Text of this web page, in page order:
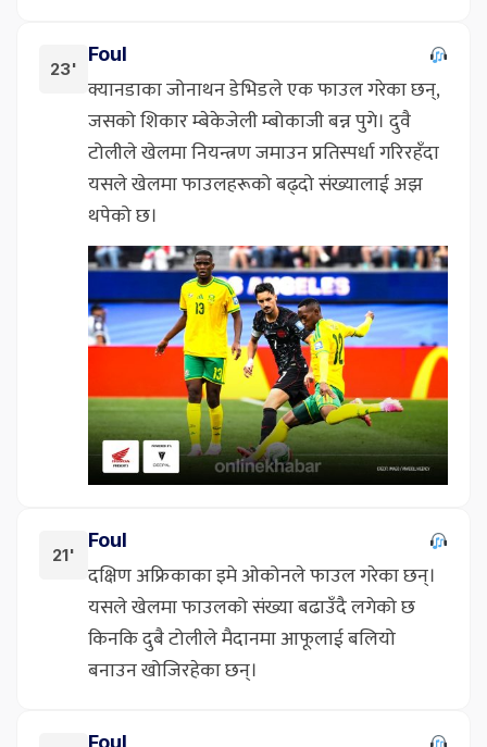
23'
Foul
क्यानडाका जोनाथन डेभिडले एक फाउल गरेका छन्,
जसको शिकार म्बेकेजेली म्बोकाजी बन्न पुगे। दुवै
टोलीले खेलमा नियन्त्रण जमाउन प्रतिस्पर्धा गरिरहँदा
यसले खेलमा फाउलहरूको बढ्दो संख्यालाई अझ
थपेको छ।
21'
Foul
दक्षिण अफ्रिकाका इमे ओकोनले फाउल गरेका छन्।
यसले खेलमा फाउलको संख्या बढाउँदै लगेको छ
किनकि दुबै टोलीले मैदानमा आफूलाई बलियो
बनाउन खोजिरहेका छन्।
Foul